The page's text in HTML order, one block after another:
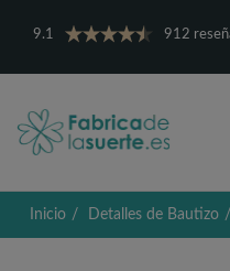
9.1 912
Inicio Detalles de Bautizo